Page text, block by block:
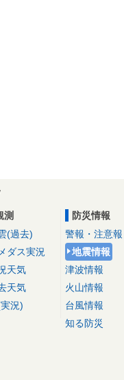
測
(過去)
ダス実況
天気
天気
況)
防災情報
警報・注意報
地震情報
津波情報
火山情報
台風情報
知る防災